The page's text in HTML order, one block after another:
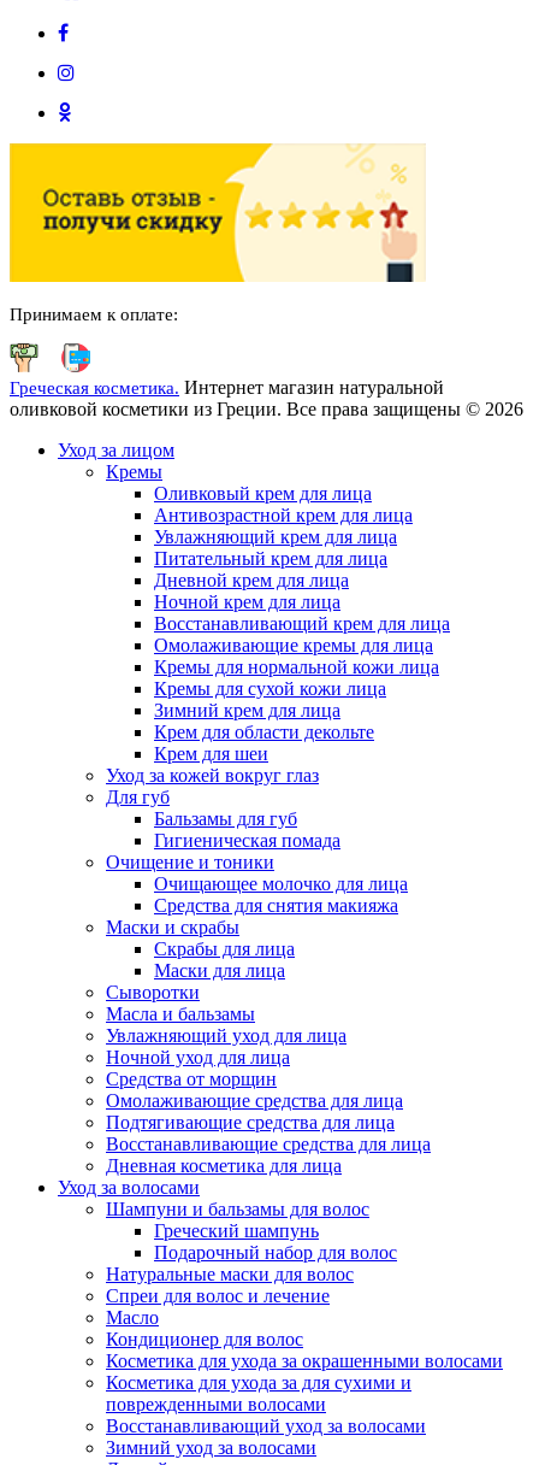
Принимаем к оплате:
Греческая косметика. Интернет магазин натуральной
оливковой косметики из Греции. Все права защищены © 2026
Уход за лицом
Кремы
Оливковый крем для лица
Антивозрастной крем для лица
Увлажняющий крем для лица
Питательный крем для лица
Дневной крем для лица
Ночной крем для лица
Восстанавливающий крем для лица
Омолаживающие кремы для лица
Кремы для нормальной кожи лица
Кремы для сухой кожи лица
Зимний крем для лица
Крем для области декольте
Крем для шеи
Уход за кожей вокруг глаз
Для губ
Бальзамы для губ
Гигиеническая помада
Очищение и тоники
Очищающее молочко для лица
Средства для снятия макияжа
Маски и скрабы
Скрабы для лица
Маски для лица
Сыворотки
Масла и бальзамы
Увлажняющий уход для лица
Ночной уход для лица
Средства от морщин
Омолаживающие средства для лица
Подтягивающие средства для лица
Восстанавливающие средства для лица
Дневная косметика для лица
Уход за волосами
Шампуни и бальзамы для волос
Греческий шампунь
Подарочный набор для волос
Натуральные маски для волос
Спреи для волос и лечение
Масло
Кондиционер для волос
Косметика для ухода за окрашенными волосами
Косметика для ухода за для сухими и
поврежденными волосами
Восстанавливающий уход за волосами
Зимний уход за волосами